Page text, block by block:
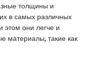
толщины и
в самых различных
этом они легче и
материалы, такие как